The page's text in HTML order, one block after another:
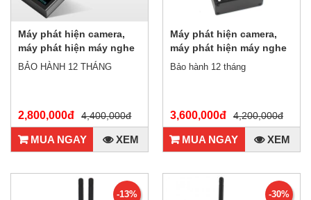
Máy phát hiện camera,
máy phát hiện máy nghe
lén định vị NEW K19
BẢO HÀNH 12 THÁNG
2,800,000đ 4,400,000đ
MUA NGAY XEM
Máy phát hiện camera,
máy phát hiện máy nghe
lén đời mới nhất G318A
Bảo hành 12 tháng
3,600,000đ 4,200,000đ
MUA NGAY XEM
-13% -30%